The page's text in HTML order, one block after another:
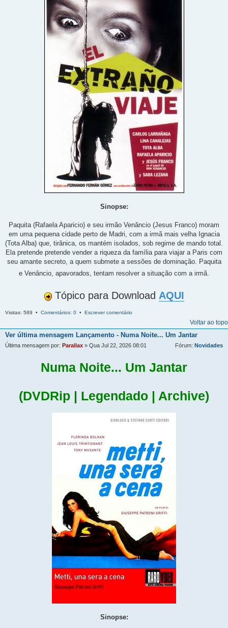
Sinopse:
Paquita (Rafaela Aparicio) e seu irmão Venâncio (Jesus Franco) moram
em uma pequena cidade perto de Madri, com a irmã mais velha Ignacia
(Tota Alba) que, tirânica, os mantém isolados, sob regime de mando total.
Ela pretende pretende vender a riqueza da família para viajar a Paris com
seu amante secreto, a quem submete a sessões de dominação. Paquita
e Venâncio, apavorados, tentam resolver a situação com a irmã.
Tópico para Download AQUI
Visitas: 589 • Comentários: 0 • Escrever comentário
Voltar ao topo
Ver última mensagem Lançamento - Numa Noite... Um Jantar
Última mensagem por: Parallax » Qua Jul 22, 2026 08:01 Fórum: Novidades
Numa Noite... Um Jantar
(DVDRip | Legendado | Archive)
Sinopse: